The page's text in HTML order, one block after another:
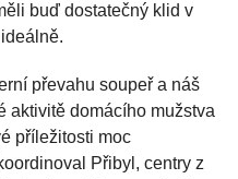
buď dostatečný klid v
převahu soupeř a náš
aktivitě domácího mužstva
příležitosti moc
Přibyl, centry z